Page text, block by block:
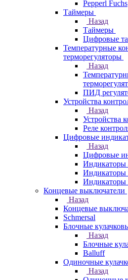
Pepperl Fuchs
Таймеры
Назад
Таймеры
Цифровые
Температурные
терморегуляторы
Назад
ПИД
Устройства
Назад
Устройства
Реле
Цифровые
Назад
Цифровые
Индикаторы
Индикаторы
Индикаторы
Концевые выключатели
Назад
Концевые
Schmersal
Блочные
Назад
Блочные
Balluff
Одиночные
Назад